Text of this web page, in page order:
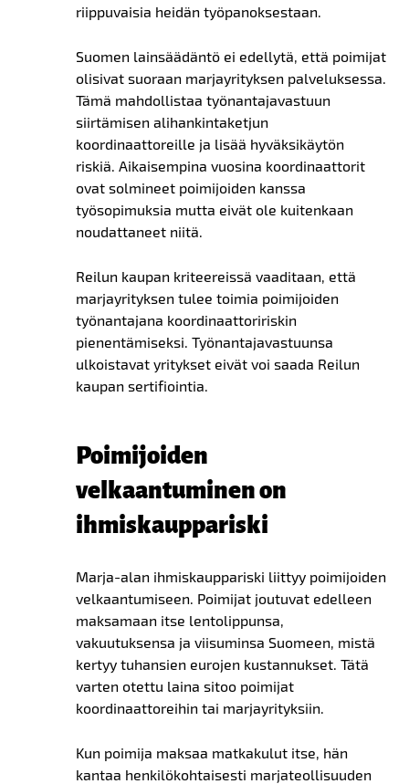
riippuvaisia heidän työpanoksestaan.
Suomen lainsäädäntö ei edellytä, että poimijat
olisivat suoraan marjayrityksen palveluksessa.
Tämä mahdollistaa työnantajavastuun
siirtämisen alihankintaketjun
koordinaattoreille ja lisää hyväksikäytön
riskiä. Aikaisempina vuosina koordinaattorit
ovat solmineet poimijoiden kanssa
työsopimuksia mutta eivät ole kuitenkaan
noudattaneet niitä.
Reilun kaupan kriteereissä vaaditaan, että
marjayrityksen tulee toimia poimijoiden
työnantajana koordinaattoririskin
pienentämiseksi. Työnantajavastuunsa
ulkoistavat yritykset eivät voi saada Reilun
kaupan sertifiointia.
Poimijoiden
velkaantuminen on
ihmiskauppariski
Marja-alan ihmiskauppariski liittyy poimijoiden
velkaantumiseen. Poimijat joutuvat edelleen
maksamaan itse lentolippunsa,
vakuutuksensa ja viisuminsa Suomeen, mistä
kertyy tuhansien eurojen kustannukset. Tätä
varten otettu laina sitoo poimijat
koordinaattoreihin tai marjayrityksiin.
Kun poimija maksaa matkakulut itse, hän
kantaa henkilökohtaisesti marjateollisuuden